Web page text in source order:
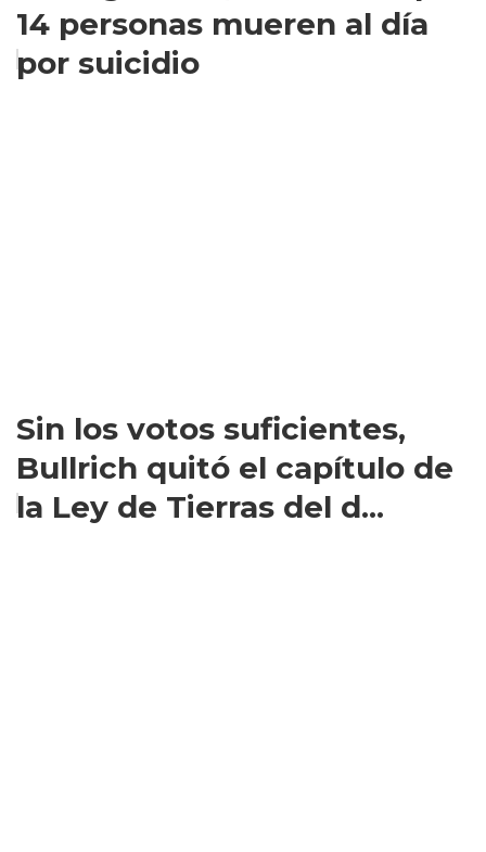
14 personas mueren al día
por suicidio
Sin los votos suficientes,
Bullrich quitó el capítulo de
la Ley de Tierras del d...